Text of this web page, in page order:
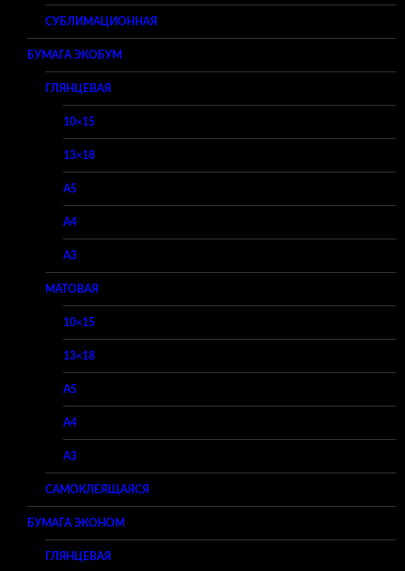
СУБЛИМАЦИОННАЯ
БУМАГА ЭКОБУМ
ГЛЯНЦЕВАЯ
10×15
13×18
A5
A4
A3
МАТОВАЯ
10×15
13×18
A5
A4
A3
САМОКЛЕЯЩАЯСЯ
БУМАГА ЭКОНОМ
ГЛЯНЦЕВАЯ